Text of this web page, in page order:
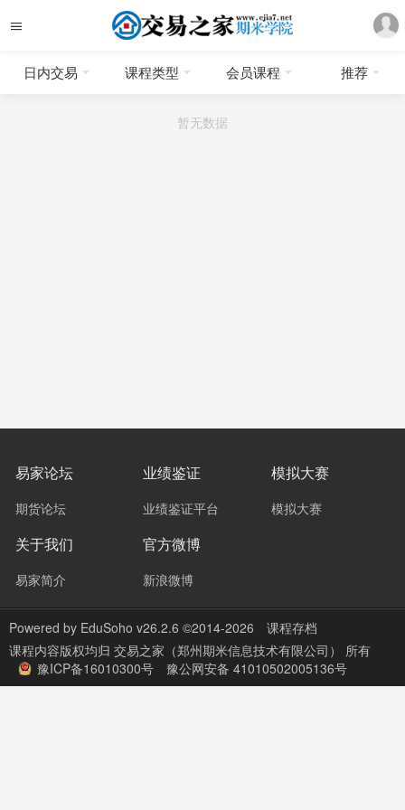
日内交易 课程类型 会员课程 推荐
暂无数据
易家论坛
期货论坛
业绩鉴证
业绩鉴证平台
模拟大赛
模拟大赛
关于我们
易家简介
官方微博
新浪微博
Powered by EduSoho v26.2.6 ©2014-2026
课程存档
课程内容版权均归 交易之家（郑州期米信息技术有限公司） 所有
豫ICP备16010300号
豫公网安备 41010502005136号